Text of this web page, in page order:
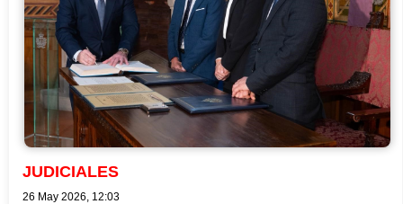
JUDICIALES
26 May 2026, 12:03